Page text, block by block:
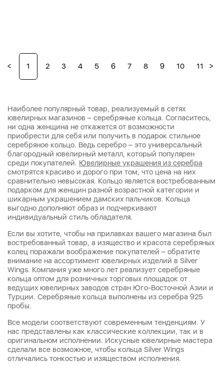
< 1 2 3 4 5 6 7 8 9 10 11 >
Наиболее популярный товар, реализуемый в сетях
ювелирных магазинов – серебряные кольца. Согласитесь,
ни одна женщина не откажется от возможности
приобрести для себя или получить в подарок стильное
серебряное кольцо. Ведь серебро – это универсальный
благородный ювелирный металл, который популярен
среди покупателей. Ювелирные украшения из серебра
смотрятся красиво и дорого при том, что цена на них
сравнительно невысокая. Кольцо является востребованным
подарком для женщин разной возрастной категории и
шикарным украшением дамских пальчиков. Кольца
выгодно дополняют образ и подчеркивают
индивидуальный стиль обладателя.
Если вы хотите, чтобы на прилавках вашего магазина был
востребованный товар, а изящество и красота серебряных
колец поражали воображение покупателей – обратите
внимание на ассортимент ювелирных изделий в Silver
Wings. Компания уже много лет реализует серебряные
кольца оптом для розничных торговых площадок от
ведущих ювелирных заводов стран Юго-Восточной Азии и
Турции. Серебряные кольца выполнены из серебра 925
пробы.
Все модели соответствуют современным тенденциям. У
нас представлены как классические коллекции, так и в
оригинальном исполнении. Искусные ювелирные мастера
сделали все возможное, чтобы кольца Silver Wings
отличались тонкостью и изяществом исполнения.